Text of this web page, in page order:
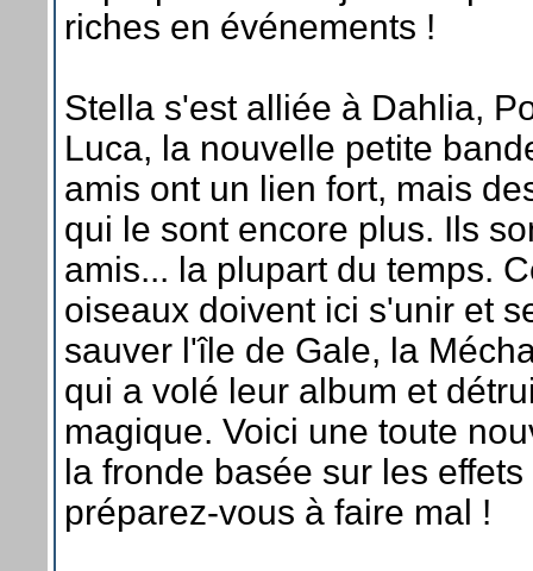
riches en événements !
Stella s'est alliée à Dahlia,
Luca, la nouvelle petite
amis ont un lien fort, mais
qui le sont encore plus. Ils
amis... la plupart du temps.
oiseaux doivent ici s'unir et
sauver l'île de Gale, la
qui a volé leur album et
magique. Voici une toute
la fronde basée sur les
préparez-vous à faire mal !